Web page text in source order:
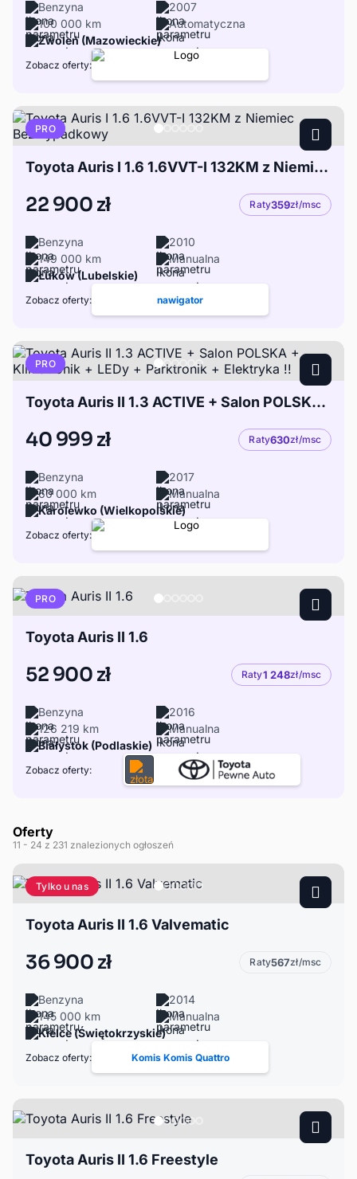
Benzyna
2007
100 000 km
Automatyczna
Zwoleń (Mazowieckie)
Zobacz oferty:
PRO
Toyota Auris I 1.6 1.6VVT-I 132KM z Niemiec Bezwypadkowy
22 900 zł Raty359zł/msc
Benzyna
2010
149 000 km
Manualna
Łuków (Lubelskie)
Zobacz oferty: nawigator
PRO
Toyota Auris II 1.3 ACTIVE + Salon POLSKA + Klimatronik + LEDy + Parktronik + Elektryka !!
40 999 zł Raty630zł/msc
Benzyna
2017
60 000 km
Manualna
Karolewko (Wielkopolskie)
Zobacz oferty:
PRO
Toyota Auris II 1.6
52 900 zł Raty1 248zł/msc
Benzyna
2016
126 219 km
Manualna
Białystok (Podlaskie)
Zobacz oferty:
Oferty
11 - 24 z 231 znalezionych ogłoszeń
Tylko u nas
Toyota Auris II 1.6 Valvematic
36 900 zł Raty567zł/msc
Benzyna
2014
145 000 km
Manualna
Kielce (Świętokrzyskie)
Zobacz oferty: Komis Komis Quattro
Toyota Auris II 1.6 Freestyle